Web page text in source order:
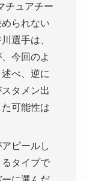
チュアチー
られない
選手は、
今回のよ
べ、逆に
タメン出
可能性は
ピールし
タイプで